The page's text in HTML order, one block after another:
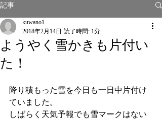
記事
ようやく雪かきも片付い
た！
kuwano1
2018年2月14日 読了時間: 1分
降り積もった雪を今日も一日中片付け
ていました。
しばらく天気予報でも雪マークはない